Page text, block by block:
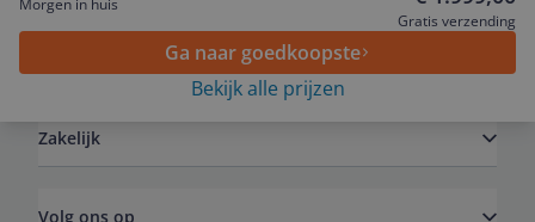
Morgen in huis
Gratis verzending
Ga naar goedkoopste
Bekijk alle prijzen
Zakelijk
Volg ons op